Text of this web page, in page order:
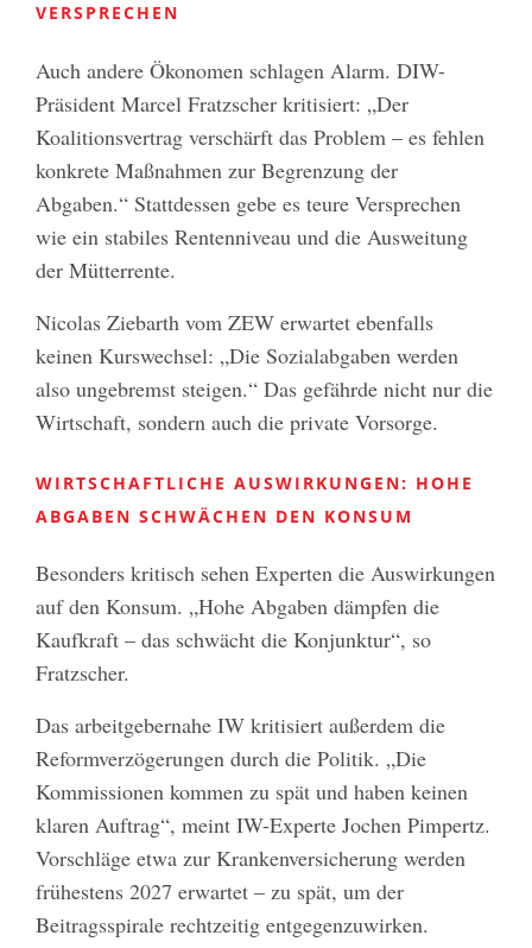
ERSPRECHEN
Auch andere Ökonomen schlagen Alarm. DIW-
Präsident Marcel Fratzscher kritisiert: „Der
Koalitionsvertrag verschärft das Problem – es fehlen
konkrete Maßnahmen zur Begrenzung der
Abgaben.“ Stattdessen gebe es teure Versprechen
wie ein stabiles Rentenniveau und die Ausweitung
der Mütterrente.
Nicolas Ziebarth vom ZEW erwartet ebenfalls
keinen Kurswechsel: „Die Sozialabgaben werden
also ungebremst steigen.“ Das gefährde nicht nur die
Wirtschaft, sondern auch die private Vorsorge.
WIRTSCHAFTLICHE AUSWIRKUNGEN: HOHE
ABGABEN SCHWÄCHEN DEN KONSUM
Besonders kritisch sehen Experten die Auswirkungen
auf den Konsum. „Hohe Abgaben dämpfen die
Kaufkraft – das schwächt die Konjunktur“, so
Fratzscher.
Das arbeitgebernahe IW kritisiert außerdem die
Reformverzögerungen durch die Politik. „Die
Kommissionen kommen zu spät und haben keinen
klaren Auftrag“, meint IW-Experte Jochen Pimpertz.
Vorschläge etwa zur Krankenversicherung werden
frühestens 2027 erwartet – zu spät, um der
Beitragsspirale rechtzeitig entgegenzuwirken.